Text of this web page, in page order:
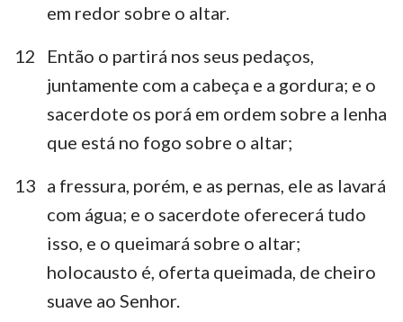
em redor sobre o altar.
12
Então o partirá nos seus pedaços,
juntamente com a cabeça e a gordura; e o
sacerdote os porá em ordem sobre a lenha
que está no fogo sobre o altar;
13 a fressura, porém, e as pernas, ele as lavará
com água; e o sacerdote oferecerá tudo
isso, e o queimará sobre o altar;
holocausto é, oferta queimada, de cheiro
suave ao Senhor.